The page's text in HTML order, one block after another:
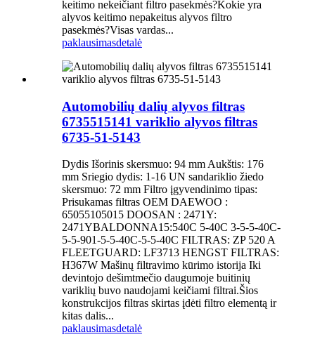
keitimo nekeičiant filtro pasekmės?Kokie yra
alyvos keitimo nepakeitus alyvos filtro
pasekmės?Visas vardas...
paklausimasdetalė
Automobilių dalių alyvos filtras
6735515141 variklio alyvos filtras
6735-51-5143
Dydis Išorinis skersmuo: 94 mm Aukštis: 176
mm Sriegio dydis: 1-16 UN sandariklio žiedo
skersmuo: 72 mm Filtro įgyvendinimo tipas:
Prisukamas filtras OEM DAEWOO :
65055105015 DOOSAN : 2471Y:
2471YBALDONNA15:540C 5-40C 3-5-5-40C-
5-5-901-5-5-40C-5-5-40C FILTRAS: ZP 520 A
FLEETGUARD: LF3713 HENGST FILTRAS:
H367W Mašinų filtravimo kūrimo istorija Iki
devintojo dešimtmečio daugumoje buitinių
variklių buvo naudojami keičiami filtrai.Šios
konstrukcijos filtras skirtas įdėti filtro elementą ir
kitas dalis...
paklausimasdetalė